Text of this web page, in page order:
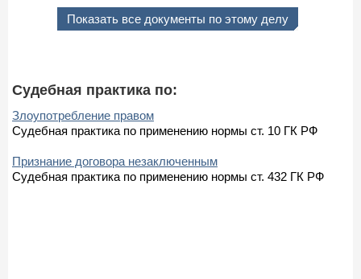
Показать все документы по этому делу
Судебная практика по:
Злоупотребление правом
Судебная практика по применению нормы ст. 10 ГК РФ
Признание договора незаключенным
Судебная практика по применению нормы ст. 432 ГК РФ